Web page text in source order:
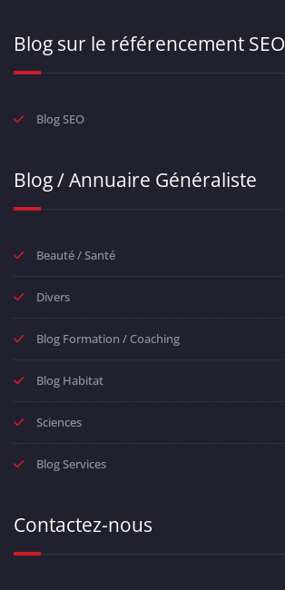
Blog sur le référencement SEO
Blog SEO
Blog / Annuaire Généraliste
Beauté / Santé
Divers
Blog Formation / Coaching
Blog Habitat
Sciences
Blog Services
Contactez-nous